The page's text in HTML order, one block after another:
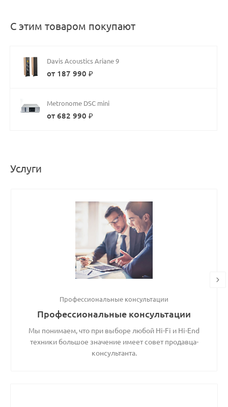
С этим товаром покупают
Davis Acoustics Ariane 9
от 187 990 ₽
Metronome DSC mini
от 682 990 ₽
Услуги
Профессиональные консультации
Профессиональные консультации
Мы понимаем, что при выборе любой Hi-Fi и Hi-End
техники большое значение имеет совет продавца-
консультанта.